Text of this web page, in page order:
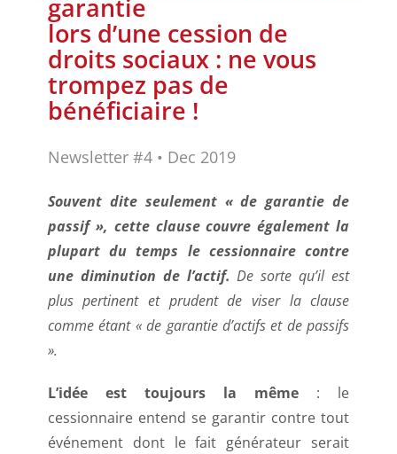
garantie
lors d’une cession de
droits sociaux : ne vous
trompez pas de
bénéficiaire !
Newsletter #4 • Dec 2019
Souvent dite seulement « de garantie de
passif », cette clause couvre également la
plupart du temps le cessionnaire contre
une diminution de l’actif. De sorte qu’il est
plus pertinent et prudent de viser la clause
comme étant « de garantie d’actifs et de passifs
».
L’idée est toujours la même : le
cessionnaire entend se garantir contre tout
événement dont le fait générateur serait